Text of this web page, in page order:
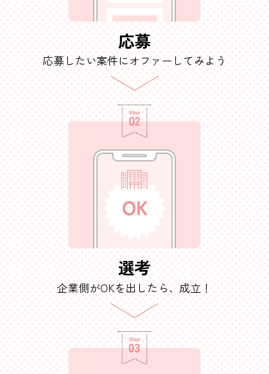
応募
応募したい案件にオファーしてみよう
選考
企業側がOKを出したら、 成立！